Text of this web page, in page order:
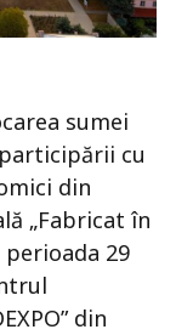
sumei
cu
din
„Fabricat în
perioada 29
din